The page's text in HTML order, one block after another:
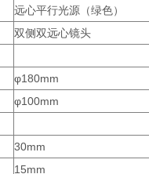
远心平行光源（绿色）
双侧双远心镜头
φ180mm
φ100mm
30mm
15mm